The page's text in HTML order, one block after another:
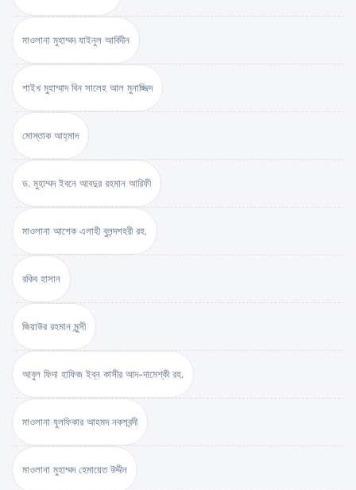
মাওলানা মুহাম্মদ যাইনুল আবিদীন
শাইখ মুহাম্মাদ বিন সালেহ আল মুনাজ্জিদ
মোস্তাক আহ্‌মাদ
ড. মুহাম্মদ ইবনে আবদুর রহমান আরিফী
মাওলানা আশেক এলাহী বুলন্দশহরী রহ.
রকিব হাসান
জিয়াউর রহমান মুন্সী
আবুল ফিদা হাফিজ ইব্‌ন কাসীর আদ-দামেশ্‌কী রহ.
মাওলানা যুলফিকার আহমদ নকশবন্দী
মাওলানা মুহাম্মদ হেমায়েত উদ্দীন